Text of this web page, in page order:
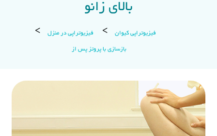
بالای زانو
فیزیوتراپی کیوان فیزیوتراپی در منزل
بازسازی با پروتز پس از